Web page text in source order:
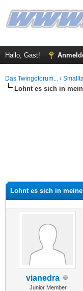
Hallo, Gast!
Das Twingoforum... ›
Lohnt es sich in
Lohnt es sich in
vianedra
Junior Member